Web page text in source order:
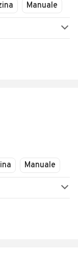
Manuale
Manuale